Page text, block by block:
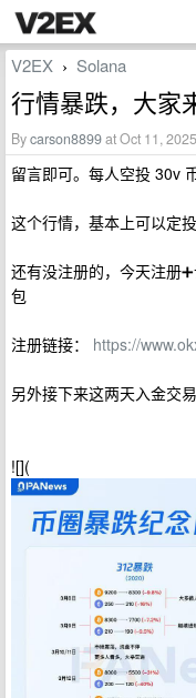
V2EX › Solana
行情暴跌，大家
Bycarson8899at Oct 11,
留言即可。每人空投 30v
这个行情，基本上可以定
还有没注册的，今天注册
包
注册链接： https://
另外接下来这两天入金交
![](